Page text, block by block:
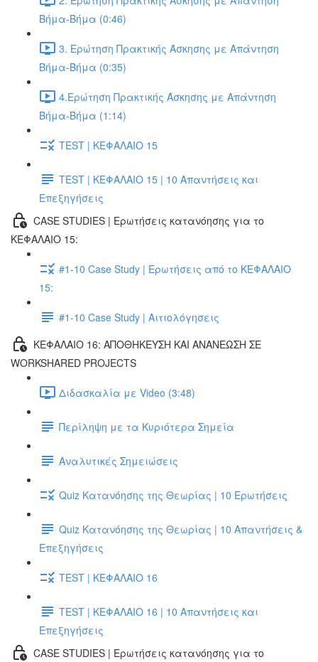
Βήμα-Βήμα (0:46)
3. Ερώτηση Πρακτικής Άσκησης με Απάντηση
Βήμα-Βήμα (0:35)
4.Ερώτηση Πρακτικής Άσκησης με Απάντηση
Βήμα-Βήμα (1:14)
TEST | ΚΕΦΑΛΑΙΟ 15
TEST | ΚΕΦΑΛΑΙΟ 15 | 10 Απαντήσεις και
Επεξηγήσεις
CASE STUDIES | Ερωτήσεις κατανόησης για το
ΚΕΦΑΛΑΙΟ 15:
#1-10 Case Study | Ερωτήσεις από το ΚΕΦΑΛΑΙΟ
15:
#1-10 Case Study | Αιτιολόγησεις
ΚΕΦΑΛΑΙΟ 16: ΑΠΟΘΗΚΕΥΣΗ ΚΑΙ ΑΝΑΝΕΩΣΗ ΣΕ
WORKSHARED PROJECTS
Διδασκαλία με Video (3:48)
Περίληψη με τα Κυριότερα Σημεία
Αναλυτικές Σημειώσεις
Quiz Κατανόησης της Θεωρίας | 10 Ερωτήσεις
Quiz Κατανόησης της Θεωρίας | 10 Απαντήσεις &
Επεξηγήσεις
TEST | ΚΕΦΑΛΑΙΟ 16
TEST | ΚΕΦΑΛΑΙΟ 16 | 10 Απαντήσεις και
Επεξηγήσεις
CASE STUDIES | Ερωτήσεις κατανόησης για το